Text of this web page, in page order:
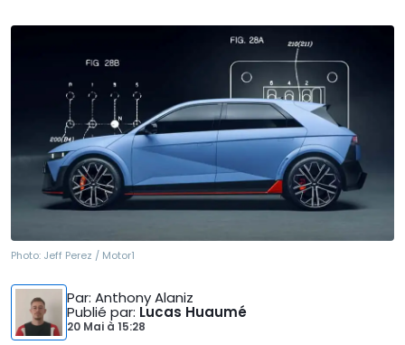
Photo: Jeff Perez / Motor1
Par: Anthony Alaniz
Publié par: Lucas Huaumé
20 Mai à 15:28